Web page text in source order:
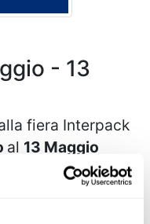
- 13
fiera Interpack
al 13 Maggio
imperdibile,con
di imballaggio,